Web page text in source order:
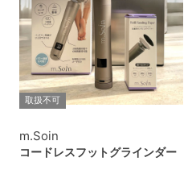
取扱不可
m.Soin
コードレスフットグラインダー